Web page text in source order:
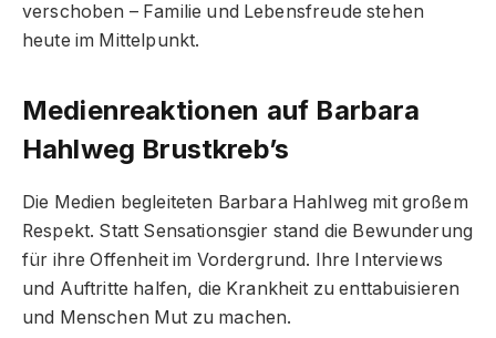
verschoben – Familie und Lebensfreude stehen
heute im Mittelpunkt.
Medienreaktionen auf Barbara
Hahlweg Brustkreb’s
Die Medien begleiteten Barbara Hahlweg mit großem
Respekt. Statt Sensationsgier stand die Bewunderung
für ihre Offenheit im Vordergrund. Ihre Interviews
und Auftritte halfen, die Krankheit zu enttabuisieren
und Menschen Mut zu machen.